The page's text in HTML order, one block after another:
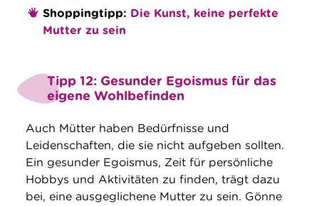
Shoppingtipp: Die Kunst, keine perfekte
Mutter zu sein
Tipp 12: Gesunder Egoismus für das
eigene Wohlbefinden
Auch Mütter haben Bedürfnisse und
Leidenschaften, die sie nicht aufgeben sollten.
Ein gesunder Egoismus, Zeit für persönliche
Hobbys und Aktivitäten zu finden, trägt dazu
bei, eine ausgeglichene Mutter zu sein. Gönne